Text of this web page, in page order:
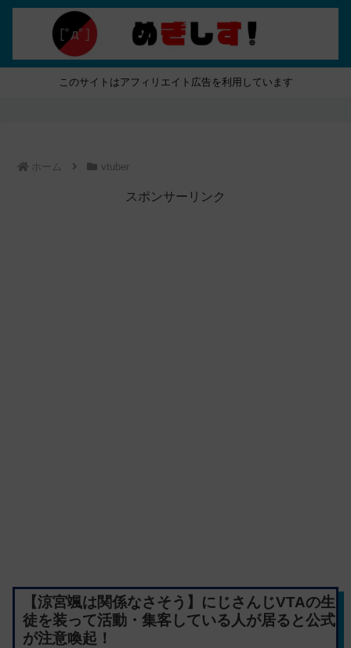
このサイトはアフィリエイト広告を利用しています
ホーム vtuber
スポンサーリンク
【涼宮颯は関係なさそう】にじさんじVTAの生
徒を装って活動・集客している人が居ると公式
が注意喚起！